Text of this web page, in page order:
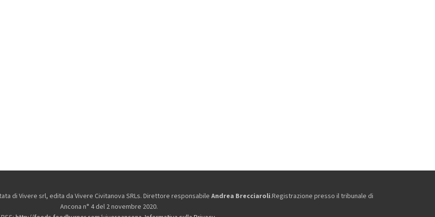
di Vivere srl, edita da Vivere Civitanova SRLs. Direttore responsabile Andrea Brecciaroli.Registrazione presso il tribunale di
Ancona n° 4 del 2 novembre 2020.